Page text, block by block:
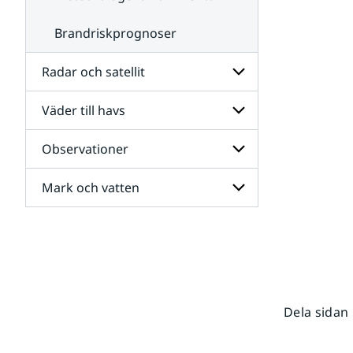
Brandriskprognoser
Radar och satellit
Undersidor
för
Radar
och
satellit
Väder till havs
Undersidor
för
Väder
till
havs
Observationer
Undersidor
för
Mark och vatten
Dela sidan